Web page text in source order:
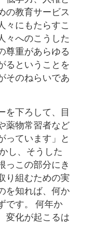
の教育サービス
々にもたらすこ
々へのこうした
尊重があらゆる
るということを
そのねらいであ
を下ろして、目
薬物常習者など
っています」と
し、そうした
っこの部分にき
り組むための実
を知れば、何か
です。 何年か
変化が起こるは